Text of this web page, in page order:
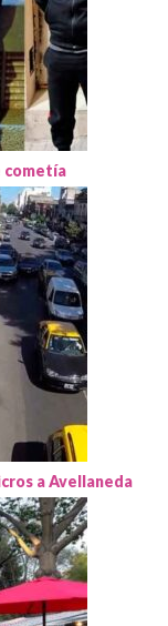
cometía
a Avellaneda